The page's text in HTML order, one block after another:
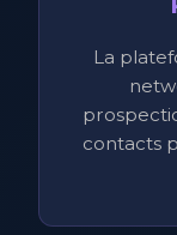
La
contacts